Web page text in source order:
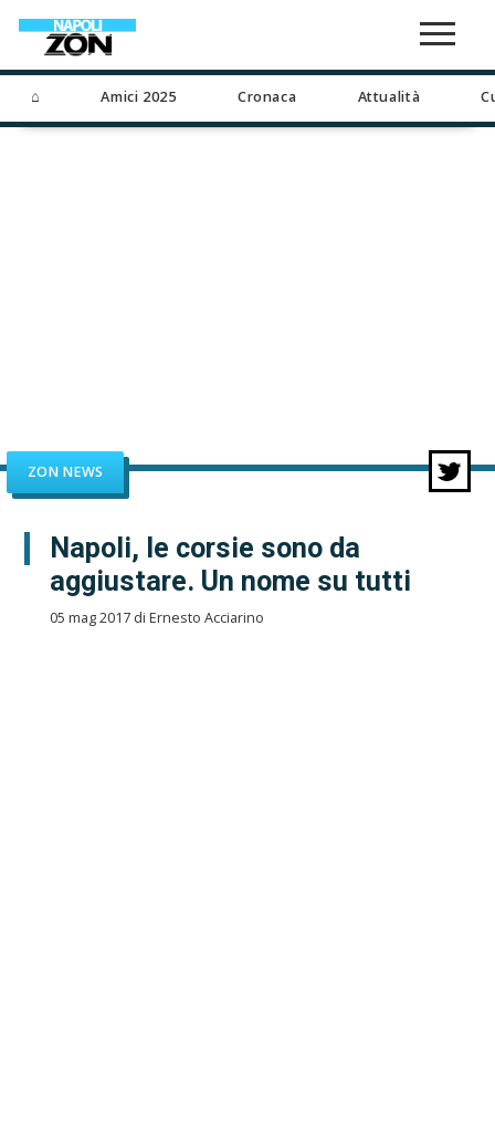
⌂ Amici 2025 Cronaca Attualità
ZON NEWS
Napoli, le corsie sono da
aggiustare. Un nome su tutti
05 mag 2017 di Ernesto Acciarino